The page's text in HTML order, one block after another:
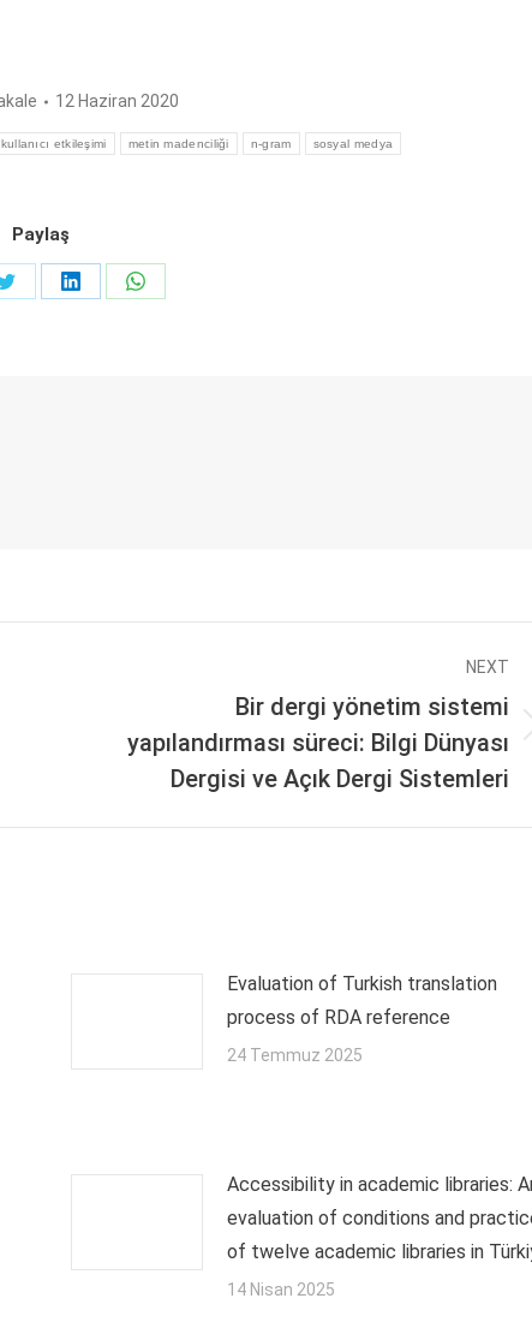
12 Haziran 2020
kullanıcı etkileşimi metin madenciliği n-gram sosyal medya
Paylaş
Share
Share
Share
NEXT
Bir dergi yönetim sistemi
yapılandırması süreci: Bilgi Dünyası
Dergisi ve Açık Dergi Sistemleri
Evaluation of Turkish translation
process of RDA reference
24 Temmuz 2025
Accessibility in academic libraries:
evaluation of conditions and
of twelve academic libraries in
14 Nisan 2025